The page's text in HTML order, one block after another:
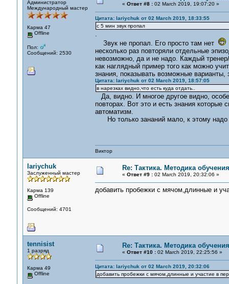
Администратор
Международный мастер
Карма 47
Offline
Пол:
Сообщений: 2530
« Ответ #8 :02 March 2019, 19:07:20 »
Цитата: lariychuk от 02 March 2019, 18:33:55
c 5 мин звук пропал
.
Звук не пропал. Его просто там нет
несколько раз повторяли отдельные
невозможно, да и не надо. Каждый
как наглядный пример того как можно
знания, показывать возможные варианты,
Цитата: lariychuk от 02 March 2019, 18:57:05
в нарезках видно,что есть куда отдать..
Да, видно. И многое другое видно,
повторах. Вот это и есть знания
автоматизм.
Но только зананий мало, к этому надо
Виктор
lariychuk
Заслуженный мастер
Карма 139
Offline
Сообщений: 4701
Re: Тактика. Методика обучения
« Ответ #9 :02 March 2019, 20:32:06 »
добавить пробежки с мячом,длинные и
tennisist
1 разряд
Карма 49
Offline
Re: Тактика. Методика обучения
« Ответ #10 :02 March 2019, 22:25:56 »
Цитата: lariychuk от 02 March 2019, 20:32:06
добавить пробежки с мячом,длинные и участие в